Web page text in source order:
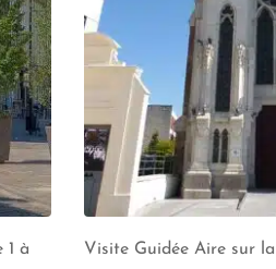
1 à
Visite Guidée Aire sur